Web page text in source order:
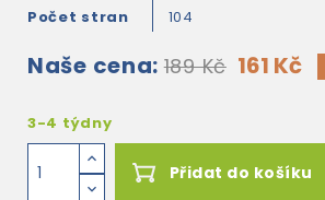
Počet stran
104
Naše cena: 189 Kč 161 Kč
3-4 týdny
Přidat do košíku